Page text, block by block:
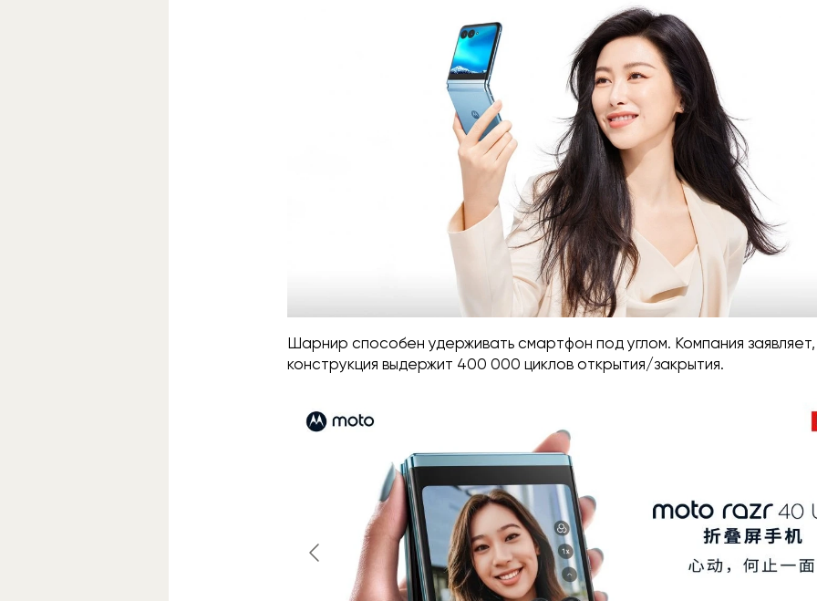
Шарнир способен удерживать смартфон под углом. Компания
конструкция выдержит 400 000 циклов открытия/закрытия.